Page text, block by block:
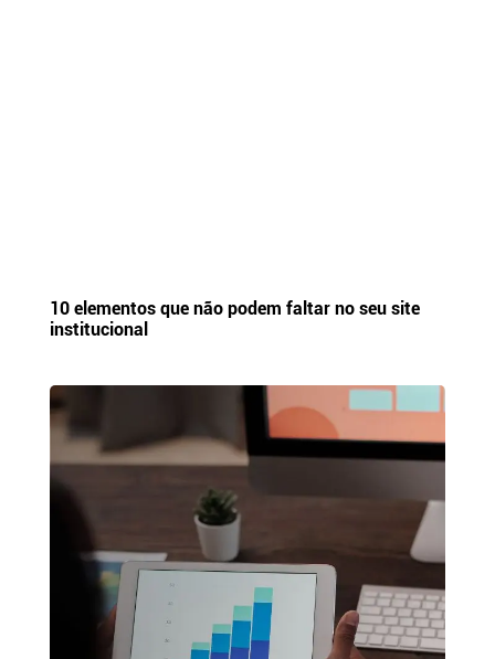
10 elementos que não podem faltar no seu site
institucional